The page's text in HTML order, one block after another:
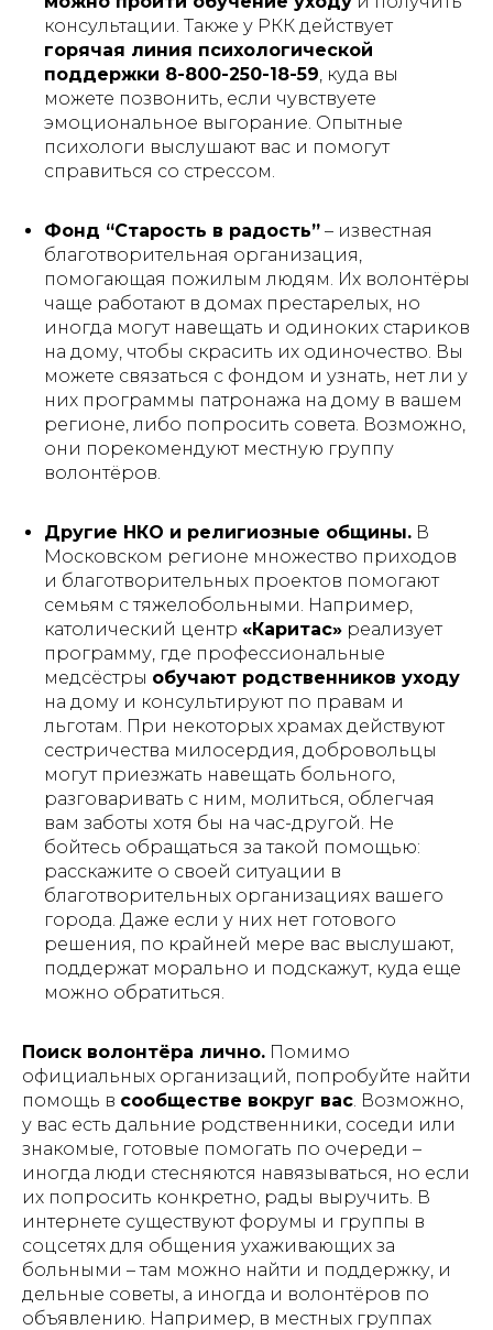
консультации. Также у РКК действует
горячая линия психологической
поддержки 8-800-250-18-59, куда вы
можете позвонить, если чувствуете
эмоциональное выгорание. Опытные
психологи выслушают вас и помогут
справиться со стрессом.
Фонд “Старость в радость” – известная
благотворительная организация,
помогающая пожилым людям. Их волонтёры
чаще работают в домах престарелых, но
иногда могут навещать и одиноких стариков
на дому, чтобы скрасить их одиночество. Вы
можете связаться с фондом и узнать, нет ли у
них программы патронажа на дому в вашем
регионе, либо попросить совета. Возможно,
они порекомендуют местную группу
волонтёров.
Другие НКО и религиозные общины. В
Московском регионе множество приходов
и благотворительных проектов помогают
семьям с тяжелобольными. Например,
католический центр «Каритас» реализует
программу, где профессиональные
медсёстры обучают родственников уходу
на дому и консультируют по правам и
льготам​. При некоторых храмах действуют
сестричества милосердия, добровольцы
могут приезжать навещать больного,
разговаривать с ним, молиться, облегчая
вам заботы хотя бы на час-другой. Не
бойтесь обращаться за такой помощью:
расскажите о своей ситуации в
благотворительных организациях вашего
города. Даже если у них нет готового
решения, по крайней мере вас выслушают,
поддержат морально и подскажут, куда еще
можно обратиться.
Поиск волонтёра лично. Помимо
официальных организаций, попробуйте найти
помощь в сообществе вокруг вас. Возможно,
у вас есть дальние родственники, соседи или
знакомые, готовые помогать по очереди –
иногда люди стесняются навязываться, но если
их попросить конкретно, рады выручить. В
интернете существуют форумы и группы в
соцсетях для общения ухаживающих за
больными – там можно найти и поддержку, и
дельные советы, а иногда и волонтёров по
объявлению. Например, в местных группах
привезем
такую
АРЕНДА МЕДИЦИНСКИХ КРОВАТЕЙ
облегчит ежедневный уход
и реабилитацию
ПОДРОБНЕЕ
7 положений
регулируются пультом -
без усилий
7 положений
представленная в данной статье, носит
исключительно ознакомительный
характер и не может заменить
профессиональную медицинскую
консультацию, диагностику или
лечение. Перед использованием
любых рекомендаций, упомянутых в
статье методов лечения, препаратов
или медицинских изделий,
обязательно проконсультируйтесь с
квалифицированным врачом. Помните,
что самолечение может нанести вред
вашему здоровью. Автор и издатель не
несут ответственности за возможные
негативные последствия, вызванные
использованием информации из статьи.